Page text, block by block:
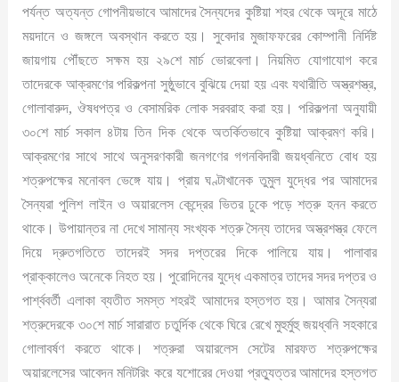
পর্যন্ত অত্যন্ত গোপনীয়ভাবে আমাদের সৈন্যদের কুষ্টিয়া শহর থেকে অদূরে মাঠে
ময়দানে ও জঙ্গলে অবস্থান করতে হয়। সুবেদার মুজাফফরের কোম্পানী নির্দিষ্ট
জায়গায় পৌঁছতে সক্ষম হয় ২৯শে মার্চ ভোরবেলা। নিয়মিত যোগাযোগ করে
তাদেরকে আক্রমণের পরিকল্পনা সুষ্ঠুভাবে বুঝিয়ে দেয়া হয় এবং যথারীতি অস্ত্রশস্ত্র,
গোলাবারুদ, ঔষধপত্র ও বেসামরিক লোক সরবরাহ করা হয়। পরিকল্পনা অনুযায়ী
৩০শে মার্চ সকাল ৪টায় তিন দিক থেকে অতর্কিতভাবে কুষ্টিয়া আক্রমণ করি।
আক্রমণের সাথে সাথে অনুসরণকারী জনগণের গগনবিদারী জয়ধ্বনিতে বোধ হয়
শত্রুপক্ষের মনোবল ভেঙ্গে যায়। প্রায় ঘণ্টাখানেক তুমুল যুদ্ধের পর আমাদের
সৈন্যরা পুলিশ লাইন ও অয়ারলেস কেন্দ্রের ভিতর ঢুকে পড়ে শত্রু হনন করতে
থাকে। উপায়ান্তর না দেখে সামান্য সংখ্যক শত্রু সৈন্য তাদের অস্ত্রশস্ত্র ফেলে
দিয়ে দ্রুতগতিতে তাদেরই সদর দপ্তরের দিকে পালিয়ে যায়। পালাবার
প্রাক্কালেও অনেকে নিহত হয়। পুরোদিনের যুদ্ধে একমাত্র তাদের সদর দপ্তর ও
পার্শ্ববর্তী এলাকা ব্যতীত সমস্ত শহরই আমাদের হস্তগত হয়। আমার সৈন্যরা
শত্রুদেরকে ৩০শে মার্চ সারারাত চতুর্দিক থেকে ঘিরে রেখে মুহুর্মুহু জয়ধ্বনি সহকারে
গোলাবর্ষণ করতে থাকে। শত্রুরা অয়ারলেস সেটের মারফত শত্রুপক্ষের
অয়ারলেসের আবেদন মনিটরিং করে যশোরের দেওয়া প্রত্যুত্তর আমাদের হস্তগত